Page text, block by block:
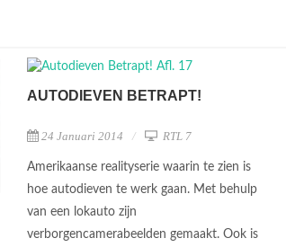
AUTODIEVEN BETRAPT!
24 Januari 2014 RTL 7
Amerikaanse realityserie waarin te zien is
hoe autodieven te werk gaan. Met behulp
van een lokauto zijn
verborgencamerabeelden gemaakt. Ook is